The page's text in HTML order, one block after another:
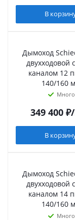
В
Дымоход
двухходовой
каналом 12
140/160
Много
349 400₽
В
Дымоход
двухходовой
каналом 14
140/160
Много